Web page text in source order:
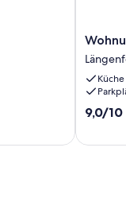
in
Huben
nahe
Sölden
Skibus
Küche
9.0
9,0/10